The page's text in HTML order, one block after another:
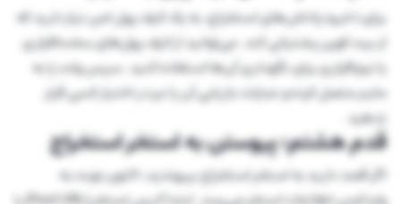
برای ذخیره پاداش‌های استخراج، به یک کیف پول امن نیاز دارید که
از بیت کوین پشتیانی کند. می‌توانید از کیف پول‌های سخت‌افزاری
یا نرم‌افزاری برای نگهداری آن‌ها استفاده کنید. سپس ولت را به
ماینر متصل کرده و عبارات بازیابی آن را نیز در اختیار کسی قرار
ندهید.
قدم هشتم؛ پیوستن به استخر استخراج
اگر قصد دارید به استخر استخراج بپیوندید، اکنون نوبت به